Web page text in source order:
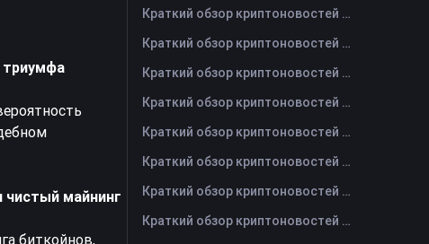
триумфа
чистый майнинг
биткойнов,
Краткий обзор криптоновостей FameEX за сегодня | 7 августа 2026 г
Краткий обзор криптоновостей FameEX за сегодня | 6 августа 2026 г
Краткий обзор криптоновостей FameEX за сегодня | 5 августа 2026 г
Краткий обзор криптоновостей FameEX за сегодня | 4 августа 2026 г
Краткий обзор криптоновостей FameEX за сегодня | 3 августа 2026 г
Краткий обзор криптоновостей FameEX за сегодня | 31 июля 2026 г
Краткий обзор криптоновостей FameEX за сегодня | 30 июля 2026 г
Краткий обзор криптоновостей FameEX за сегодня | 29 июля 2026 г